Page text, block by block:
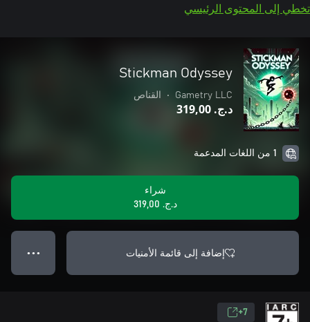
تخطي إلى المحتوى الرئيسي
Stickman Odyssey
Gametry LLC
• القناص
د.ج.‏ 319,00
1 من اللغات المدعمة
شراء
د.ج.‏ 319,00
إضافة إلى قائمة الأمنيات ● ● ●
7+